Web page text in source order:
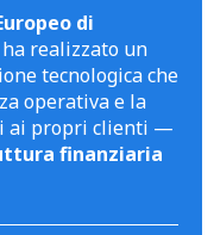
di
realizzato un
tecnologica che
operativa e la
ai propri clienti —
finanziaria